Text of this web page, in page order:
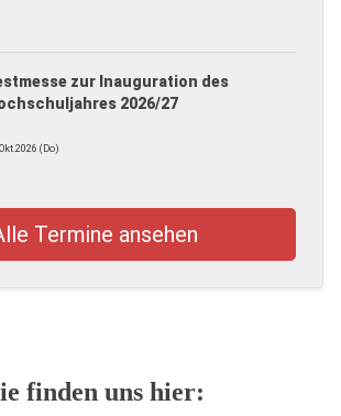
zur Inauguration des
2026/27
(Do)
Termine ansehen
finden uns hier: